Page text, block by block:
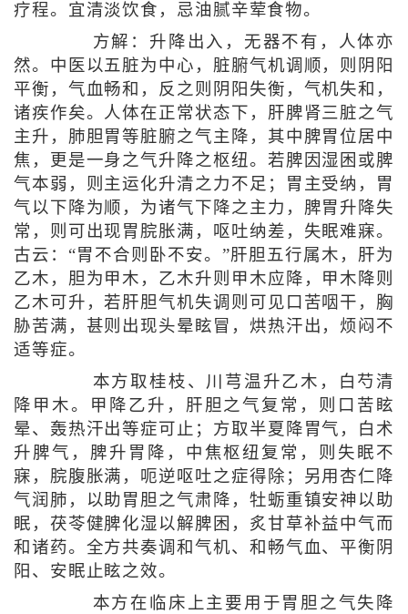
疗程。宜清淡饮食，忌油腻辛荤食物。
方解：升降出入，无器不有，人体亦
然。中医以五脏为中心，脏腑气机调顺，则阴阳
平衡，气血畅和，反之则阴阳失衡，气机失和，
诸疾作矣。人体在正常状态下，肝脾肾三脏之气
主升，肺胆胃等脏腑之气主降，其中脾胃位居中
焦，更是一身之气升降之枢纽。若脾因湿困或脾
气本弱，则主运化升清之力不足；胃主受纳，胃
气以下降为顺，为诸气下降之主力，脾胃升降失
常，则可出现胃脘胀满，呕吐纳差，失眠难寐。
古云：“胃不合则卧不安。”肝胆五行属木，肝为
乙木，胆为甲木，乙木升则甲木应降，甲木降则
乙木可升，若肝胆气机失调则可见口苦咽干，胸
胁苦满，甚则出现头晕眩冒，烘热汗出，烦闷不
适等症。
本方取桂枝、川芎温升乙木，白芍清
降甲木。甲降乙升，肝胆之气复常，则口苦眩
晕、轰热汗出等症可止；方取半夏降胃气，白术
升脾气，脾升胃降，中焦枢纽复常，则失眠不
寐，脘腹胀满，呃逆呕吐之症得除；另用杏仁降
气润肺，以助胃胆之气肃降，牡蛎重镇安神以助
眠，茯苓健脾化湿以解脾困，炙甘草补益中气而
和诸药。全方共奏调和气机、和畅气血、平衡阴
阳、安眠止眩之效。
本方在临床上主要用于胃胆之气失降